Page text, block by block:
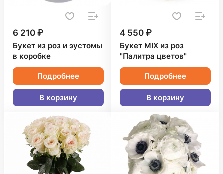
6 210 ₽
Букет из роз и эустомы
в коробке
Подробнее
В корзину
4 550 ₽
Букет MIX из роз
"Палитра цветов"
Подробнее
В корзину